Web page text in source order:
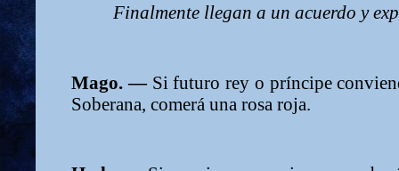
Finalmente llegan a un acuerdo y
Mago. — Si futuro rey o príncipe
Soberana, comerá una rosa roja.